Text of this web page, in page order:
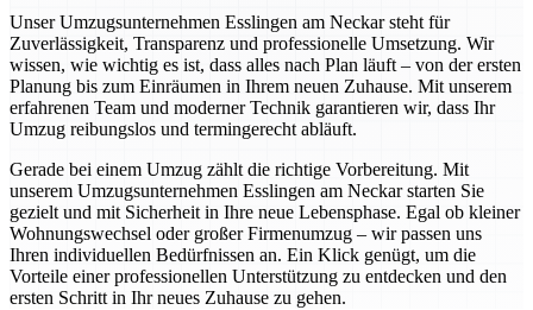
Unser Umzugsunternehmen Esslingen am Neckar steht für
Zuverlässigkeit, Transparenz und professionelle Umsetzung. Wir
wissen, wie wichtig es ist, dass alles nach Plan läuft – von der ersten
Planung bis zum Einräumen in Ihrem neuen Zuhause. Mit unserem
erfahrenen Team und moderner Technik garantieren wir, dass Ihr
Umzug reibungslos und termingerecht abläuft.
Gerade bei einem Umzug zählt die richtige Vorbereitung. Mit
unserem Umzugsunternehmen Esslingen am Neckar starten Sie
gezielt und mit Sicherheit in Ihre neue Lebensphase. Egal ob kleiner
Wohnungswechsel oder großer Firmenumzug – wir passen uns
Ihren individuellen Bedürfnissen an. Ein Klick genügt, um die
Vorteile einer professionellen Unterstützung zu entdecken und den
ersten Schritt in Ihr neues Zuhause zu gehen.